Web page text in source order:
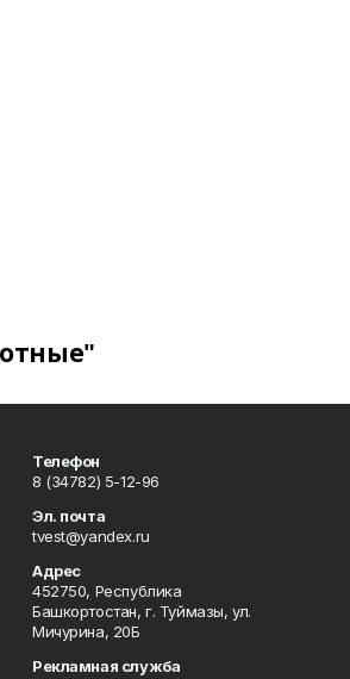
Телефон
8 (34782) 5-12-96
Эл. почта
tvest@yandex.ru
Адрес
452750, Республика
Башкортостан, г. Туймазы, ул.
Мичурина, 20Б
Рекламная служба